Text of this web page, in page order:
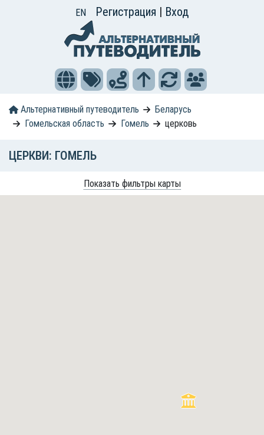
EN Регистрация | Вход
Альтернативный путеводитель
Беларусь
Гомельская область
Гомель церковь
ЦЕРКВИ: ГОМЕЛЬ
Показать фильтры карты